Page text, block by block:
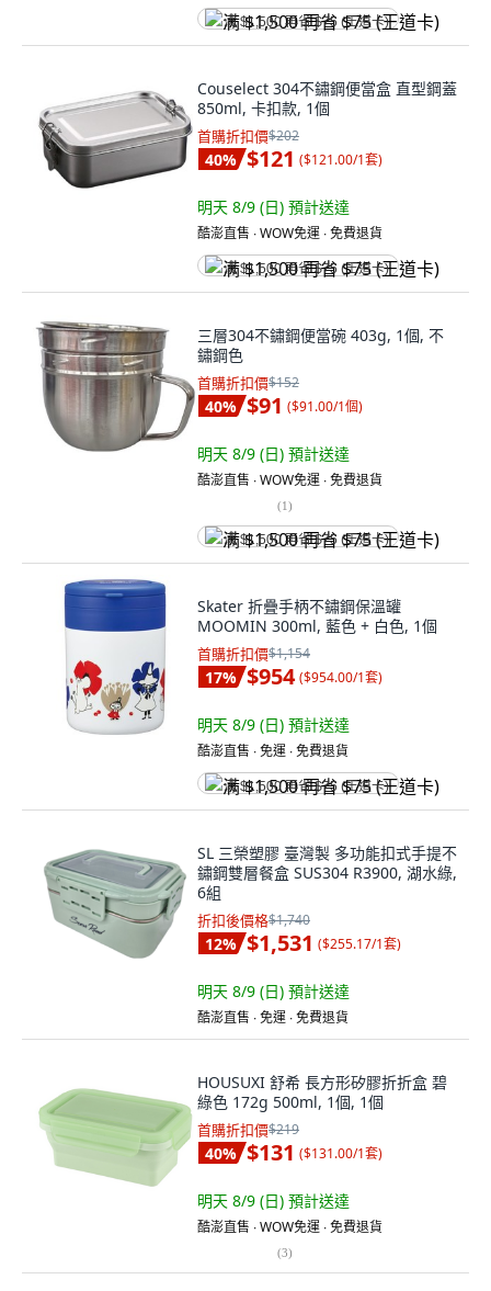
满 $1,500 再省 $75 (王道卡)
Couselect 304不鏽鋼便當盒 直型鋼蓋
850ml, 卡扣款, 1個
首購折扣價$202
40% $121 ($121.00/1套)
明天 8/9 (日) 預計送達
酷澎直售 ∙ WOW免運 ∙ 免費退貨
满 $1,500 再省 $75 (王道卡)
三層304不鏽鋼便當碗 403g, 1個, 不
鏽鋼色
首購折扣價$152
40% $91 ($91.00/1個)
明天 8/9 (日) 預計送達
酷澎直售 ∙ WOW免運 ∙ 免費退貨
(1)
满 $1,500 再省 $75 (王道卡)
Skater 折疊手柄不鏽鋼保溫罐
MOOMIN 300ml, 藍色 + 白色, 1個
首購折扣價$1,154
17% $954 ($954.00/1套)
明天 8/9 (日) 預計送達
酷澎直售 ∙ 免運 ∙ 免費退貨
满 $1,500 再省 $75 (王道卡)
SL 三榮塑膠 臺灣製 多功能扣式手提不
鏽鋼雙層餐盒 SUS304 R3900, 湖水綠,
6組
折扣後價格$1,740
12% $1,531 ($255.17/1套)
明天 8/9 (日) 預計送達
酷澎直售 ∙ 免運 ∙ 免費退貨
HOUSUXI 舒希 長方形矽膠折折盒 碧
綠色 172g 500ml, 1個, 1個
首購折扣價$219
40% $131 ($131.00/1套)
明天 8/9 (日) 預計送達
酷澎直售 ∙ WOW免運 ∙ 免費退貨
(3)